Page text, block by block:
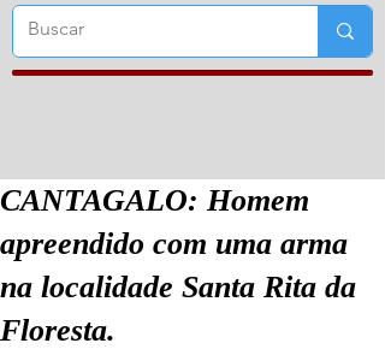
CANTAGALO: Homem
apreendido com uma arma
na localidade Santa Rita da
Floresta.